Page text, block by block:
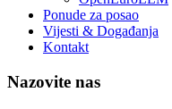
Ponude za posao
Vijesti & Događanja
Kontakt
Nazovite nas